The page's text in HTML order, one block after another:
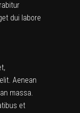
dui labore
Aenean
massa.
et